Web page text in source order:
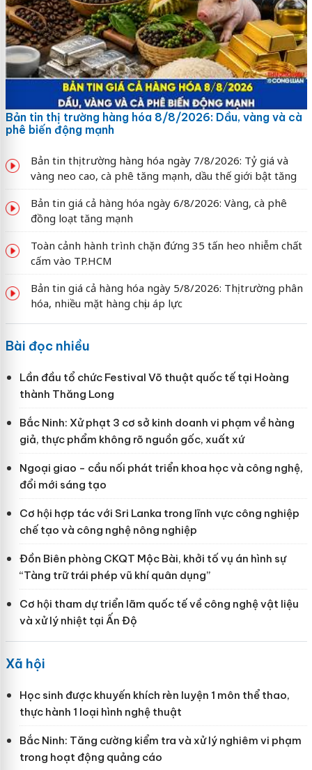
Bản tin thị trường hàng hóa 8/8/2026: Dầu, vàng và cà
phê biến động mạnh
Bản tin thị trường hàng hóa ngày 7/8/2026: Tỷ giá và
vàng neo cao, cà phê tăng mạnh, dầu thế giới bật tăng
Bản tin giá cả hàng hóa ngày 6/8/2026: Vàng, cà phê
đồng loạt tăng mạnh
Toàn cảnh hành trình chặn đứng 35 tấn heo nhiễm chất
cấm vào TP.HCM
Bản tin giá cả hàng hóa ngày 5/8/2026: Thị trường phân
hóa, nhiều mặt hàng chịu áp lực
Bài đọc nhiều
Lần đầu tổ chức Festival Võ thuật quốc tế tại Hoàng
thành Thăng Long
Bắc Ninh: Xử phạt 3 cơ sở kinh doanh vi phạm về hàng
giả, thực phẩm không rõ nguồn gốc, xuất xứ
Ngoại giao - cầu nối phát triển khoa học và công nghệ,
đổi mới sáng tạo
Cơ hội hợp tác với Sri Lanka trong lĩnh vực công nghiệp
chế tạo và công nghệ nông nghiệp
Đồn Biên phòng CKQT Mộc Bài, khởi tố vụ án hình sự
“Tàng trữ trái phép vũ khí quân dụng”
Cơ hội tham dự triển lãm quốc tế về công nghệ vật liệu
và xử lý nhiệt tại Ấn Độ
Xã hội
Học sinh được khuyến khích rèn luyện 1 môn thể thao,
thực hành 1 loại hình nghệ thuật
Bắc Ninh: Tăng cường kiểm tra và xử lý nghiêm vi phạm
trong hoạt động quảng cáo